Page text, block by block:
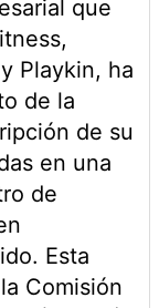
que
Playkin, ha
de la
de su
en una
de
Esta
Comisión